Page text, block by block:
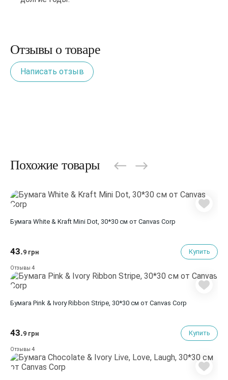
Отзывы о товаре
Написать отзыв
Похожие товары
Бумага White & Kraft Mini Dot, 30*30 см от Canvas Corp
43.9 грн Купить
Отзывы 4
Бумага Pink & Ivory Ribbon Stripe, 30*30 см от Canvas Corp
43.9 грн Купить
Отзывы 4